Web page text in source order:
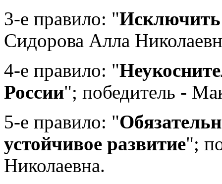
3-е правило: "Исключить
Сидорова Алла
4-е правило: "
России"; победитель -
5-е правило: "
устойчивое развитие";
Николаевна.